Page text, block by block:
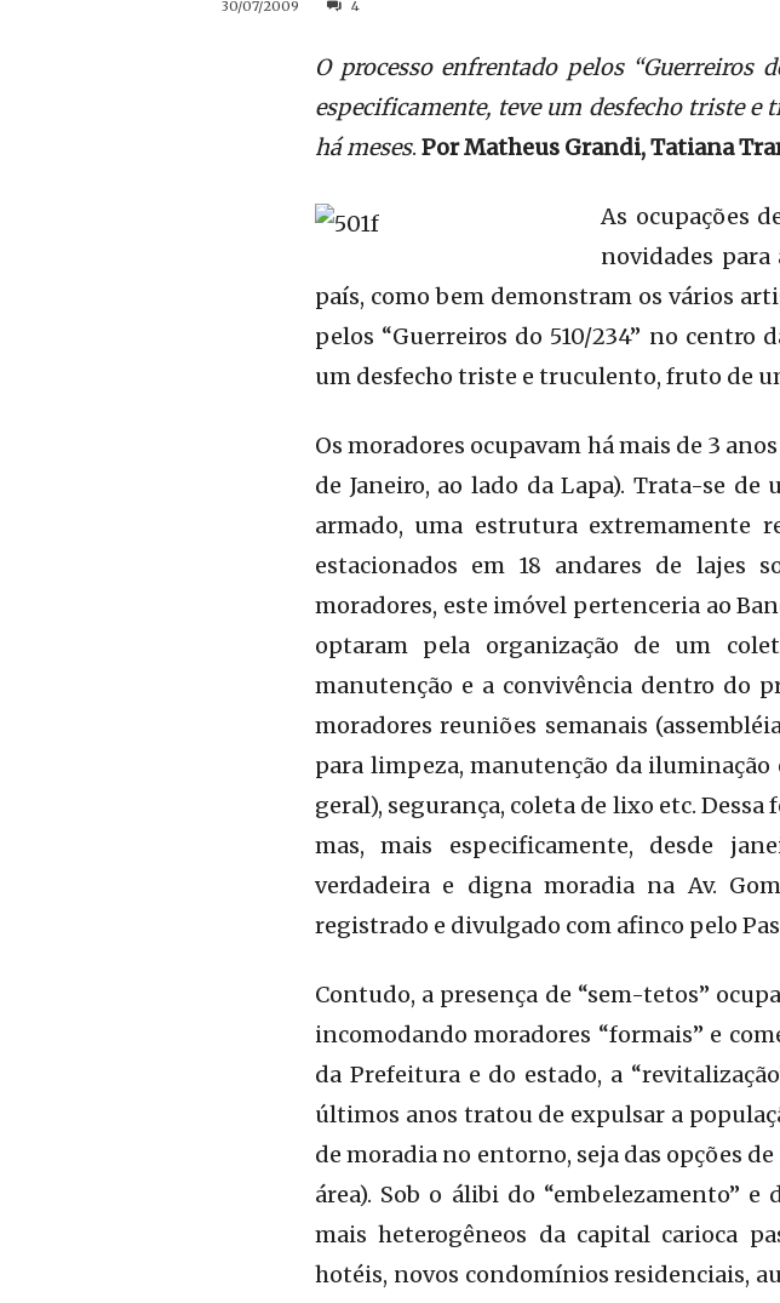
30/07/2009 4
O processo enfrentado pelos “Guerreiros
especificamente, teve um desfecho triste
há meses. Por Matheus Grandi, Tatiana
As ocupações
novidades
país, como bem demonstram os vários
pelos “Guerreiros do 510/234” no centro
um desfecho triste e truculento, fruto de
Os moradores ocupavam há mais de 3
de Janeiro, ao lado da Lapa). Trata-se
armado, uma estrutura extremamente
estacionados em 18 andares de lajes
moradores, este imóvel pertenceria ao
optaram pela organização de um
manutenção e a convivência dentro do
moradores reuniões semanais
para limpeza, manutenção da
geral), segurança, coleta de lixo etc.
mas, mais especificamente, desde
verdadeira e digna moradia na Av.
registrado e divulgado com afinco pelo
Contudo, a presença de “sem-tetos”
incomodando moradores “formais” e
da Prefeitura e do estado, a
últimos anos tratou de expulsar a
de moradia no entorno, seja das opções
área). Sob o álibi do “embelezamento”
mais heterogêneos da capital carioca
hotéis, novos condomínios residenciais,